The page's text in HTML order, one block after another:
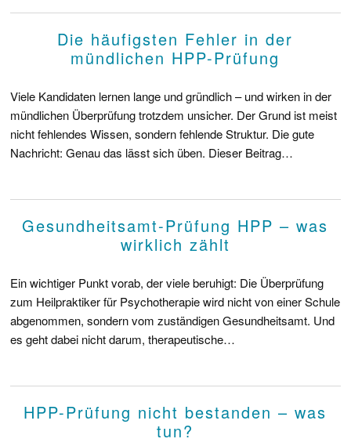
Die häufigsten Fehler in der
mündlichen HPP-Prüfung
Viele Kandidaten lernen lange und gründlich – und wirken in der
mündlichen Überprüfung trotzdem unsicher. Der Grund ist meist
nicht fehlendes Wissen, sondern fehlende Struktur. Die gute
Nachricht: Genau das lässt sich üben. Dieser Beitrag…
Gesundheitsamt-Prüfung HPP – was
wirklich zählt
Ein wichtiger Punkt vorab, der viele beruhigt: Die Überprüfung
zum Heilpraktiker für Psychotherapie wird nicht von einer Schule
abgenommen, sondern vom zuständigen Gesundheitsamt. Und
es geht dabei nicht darum, therapeutische…
HPP-Prüfung nicht bestanden – was
tun?